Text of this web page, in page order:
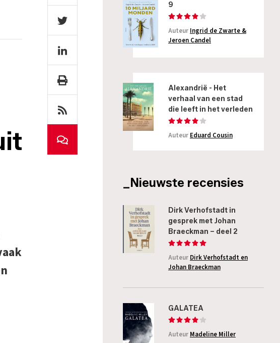
9
Auteur Ingrid de Zwarte &
Jeroen Candel
Alexandrië - Het
verhaal van een stad
die leeft in het verleden
Auteur Eduard Cousin
_Nieuwste recensies
Dirk Verhofstadt in
gesprek met Johan
Braeckman – deel 2
Auteur Dirk Verhofstadt en
Johan Braeckman
GALATEA
Auteur Madeline Miller